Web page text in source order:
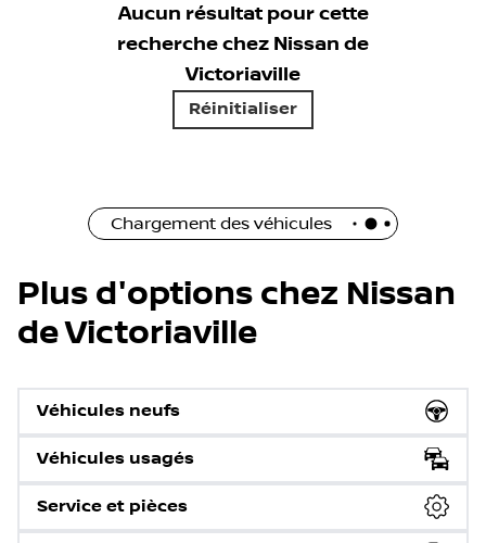
Aucun résultat pour cette
recherche chez Nissan de
Victoriaville
Réinitialiser
Chargement des véhicules
Plus d'options chez Nissan
de Victoriaville
Véhicules neufs
Véhicules usagés
Service et pièces